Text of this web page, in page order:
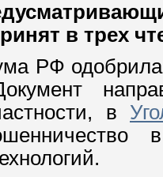
в трех
РФ
в